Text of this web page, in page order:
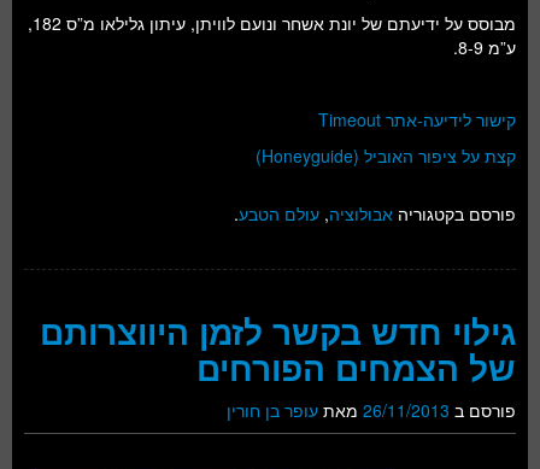
מבוסס על ידיעתם של יונת אשחר ונועם לוויתן, עיתון גלילאו מ”ס 182,
ע”מ 8-9.
קישור לידיעה-אתר Timeout
קצת על ציפור האוביל (Honeyguide)
פורסם בקטגוריה אבולוציה, עולם הטבע.
גילוי חדש בקשר לזמן היווצרותם
של הצמחים הפורחים
פורסם ב 26/11/2013 מאת עופר בן חורין